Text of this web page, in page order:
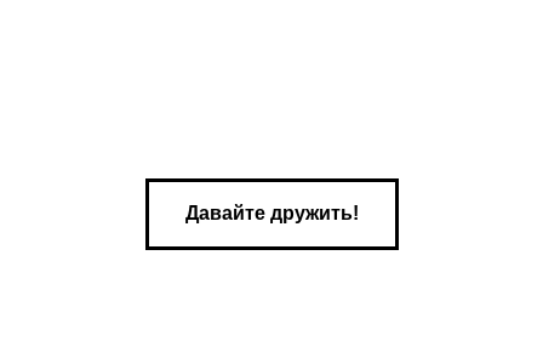
Давайте дружить!